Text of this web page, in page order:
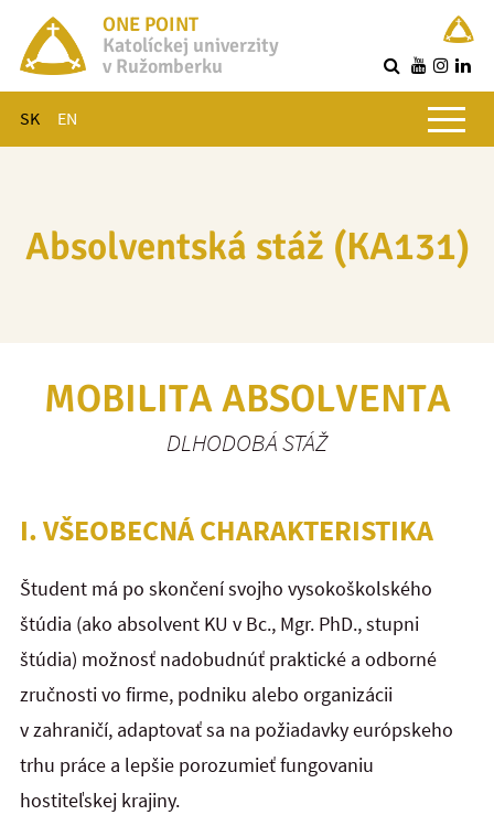
ONE POINT
Katolíckej univerzity
v Ružomberku
SK EN
Hlavné menu
Absolventská stáž (KA131)
MOBILITA ABSOLVENTA
DLHODOBÁ STÁŽ
I. VŠEOBECNÁ CHARAKTERISTIKA
Študent má po skončení svojho vysokoškolského
štúdia (ako absolvent KU v Bc., Mgr. PhD., stupni
štúdia) možnosť nadobudnúť praktické a odborné
zručnosti vo firme, podniku alebo organizácii
v zahraničí, adaptovať sa na požiadavky európskeho
trhu práce a lepšie porozumieť fungovaniu
hostiteľskej krajiny.